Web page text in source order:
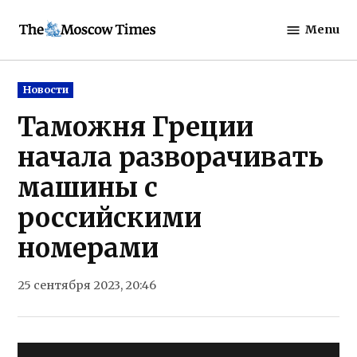
Moscow
Menu
Posted
in
Новости
Таможня Греции
начала разворачивать
машины с
российскими
номерами
25 сентября 2023, 20:46